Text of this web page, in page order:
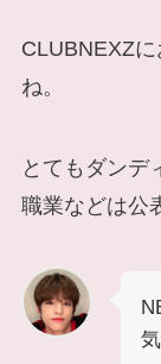
CLUBNEXZ
ね。
とてもダンデ
職業などは公